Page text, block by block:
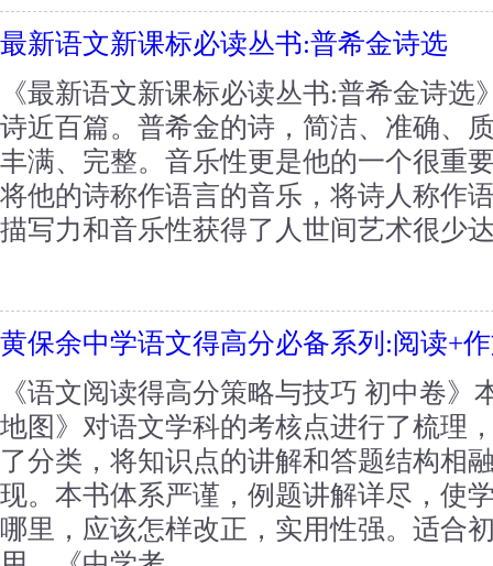
最新语文新课标必读丛书:普希金诗选
《最新语文新课标必读丛书:普希金诗
诗近百篇。普希金的诗，简洁、准确、
丰满、完整。音乐性更是他的一个很重
将他的诗称作语言的音乐，将诗人称作
描写力和音乐性获得了人世间艺术很少
黄保余中学语文得高分必备系列:阅读+
《语文阅读得高分策略与技巧 初中卷
地图》对语文学科的考核点进行了梳理
了分类，将知识点的讲解和答题结构相
现。本书体系严谨，例题讲解详尽，使
哪里，应该怎样改正，实用性强。适合